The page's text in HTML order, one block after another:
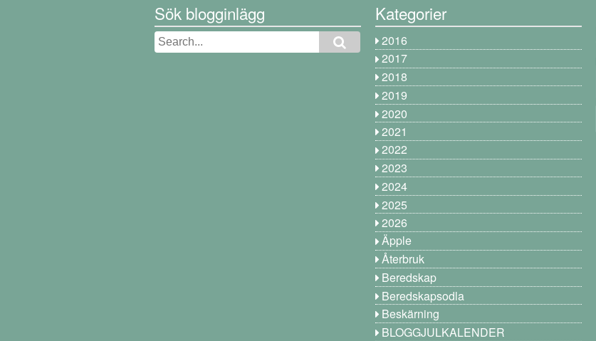
Sök blogginlägg Kategorier
2016
2017
2018
2019
2020
2021
2022
2023
2024
2025
2026
Äpple
Återbruk
Beredskap
Beredskapsodla
Beskärning
BLOGGJULKALENDER